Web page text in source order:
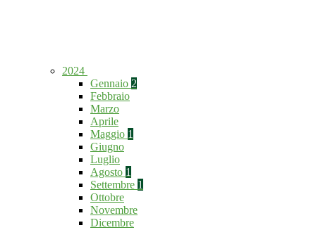
2024
Gennaio 2
Febbraio
Marzo
Aprile
Maggio 1
Giugno
Luglio
Agosto 1
Settembre 1
Ottobre
Novembre
Dicembre